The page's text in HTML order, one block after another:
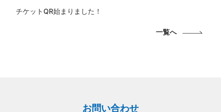
チケットQR始まりました！
一覧へ
お問い合わせ